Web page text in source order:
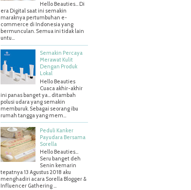
Hello Beauties... Di
era Digital saat ini semakin
maraknya pertumbuhan e-
commerce di Indonesia yang
bermunculan. Semua ini tidak lain
untu...
Semakin Percaya
Merawat Kulit
Dengan Produk
Lokal
Hello Beauties
Cuaca akhir-akhir
ini panas banget ya… ditambah
polusi udara yang semakin
memburuk. Sebagai seorang ibu
rumah tangga yang mem...
Peduli Kanker
Payudara Bersama
Sorella
Hello Beauties…
Seru banget deh
Senin kemarin
tepatnya 13 Agustus 2018 aku
menghadiri acara Sorella Blogger &
Influencer Gathering ...